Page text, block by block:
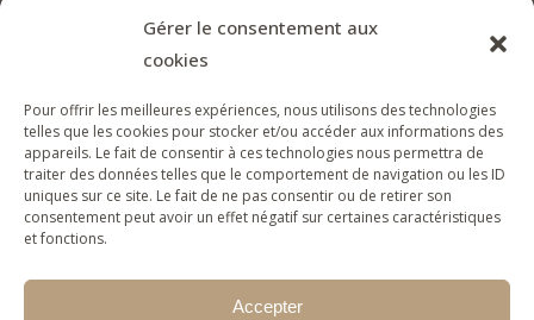
Gérer le consentement aux
cookies
Pour offrir les meilleures expériences, nous utilisons des technologies
telles que les cookies pour stocker et/ou accéder aux informations des
appareils. Le fait de consentir à ces technologies nous permettra de
traiter des données telles que le comportement de navigation ou les ID
uniques sur ce site. Le fait de ne pas consentir ou de retirer son
consentement peut avoir un effet négatif sur certaines caractéristiques
et fonctions.
Accepter
I o r
m
e
SUPPORT THE FOUNDATION
young people & families and help them (re)gain